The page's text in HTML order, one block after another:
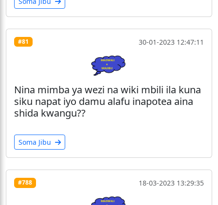
#81 30-01-2023 12:47:11
Nina mimba ya wezi na wiki mbili ila kuna
siku napat iyo damu alafu inapotea aina
shida kwangu??
Soma Jibu
#788 18-03-2023 13:29:35